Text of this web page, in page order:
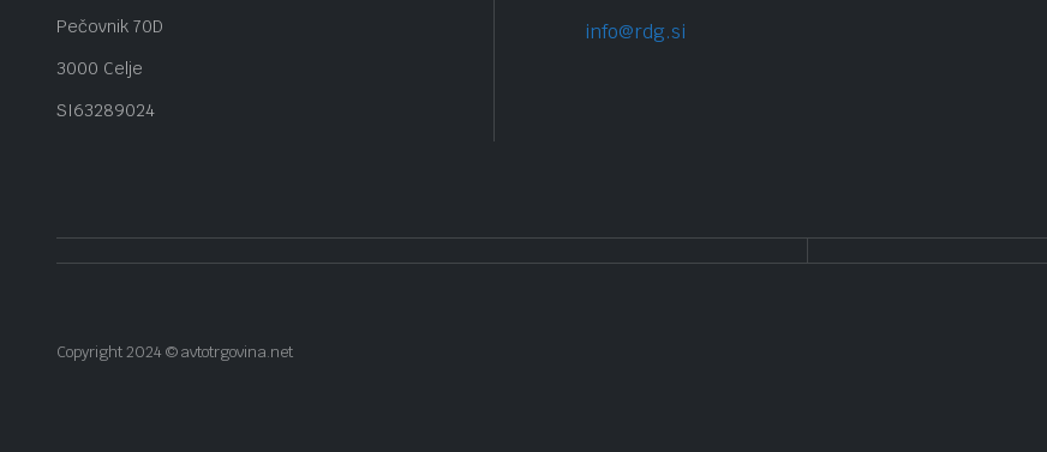
Pečovnik 70D
3000 Celje
SI63289024
info@rdg.si
Copyright 2024 © avtotrgovina.net